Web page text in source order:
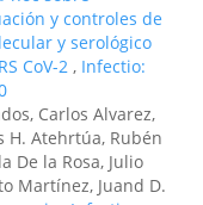
y controles de
y serológico
CoV-2 , Infectio:
Carlos Alvarez,
H. Atehrtúa, Rubén
De la Rosa, Julio
Martínez, Juand D.